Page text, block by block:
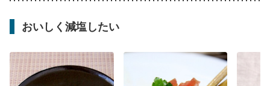
おいしく減塩したい